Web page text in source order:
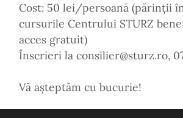
Cost: 50 lei/persoană (părinții
cursurile Centrului STURZ
acces gratuit)
Înscrieri la consilier@sturz.ro,
Vă așteptăm cu bucurie!